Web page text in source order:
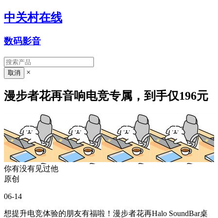
中关村在线
数码影音
×
漫步者花再音响电竞专属，到手仅196元
你有没有见过他
原创
06-14
想提升电竞体验的朋友有福啦！漫步者花再Halo SoundBar桌